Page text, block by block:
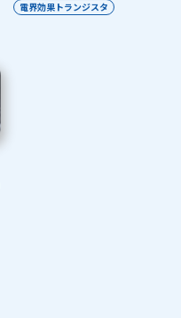
電界効果トランジスタ